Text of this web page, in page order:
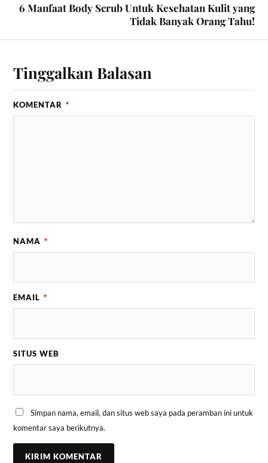
6 Manfaat Body Scrub Untuk Kesehatan Kulit yang
Tidak Banyak Orang Tahu!
Tinggalkan Balasan
KOMENTAR *
NAMA *
EMAIL *
SITUS WEB
Simpan nama, email, dan situs web saya pada peramban ini untuk
komentar saya berikutnya.